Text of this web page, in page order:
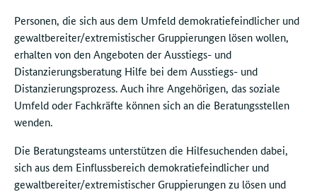
Personen, die sich aus dem Umfeld demokratiefeindlicher und
gewaltbereiter/extremistischer Gruppierungen lösen wollen,
erhalten von den Angeboten der Ausstiegs- und
Distanzierungsberatung Hilfe bei dem Ausstiegs- und
Distanzierungsprozess. Auch ihre Angehörigen, das soziale
Umfeld oder Fachkräfte können sich an die Beratungsstellen
wenden.
Die Beratungsteams unterstützen die Hilfesuchenden dabei,
sich aus dem Einflussbereich demokratiefeindlicher und
gewaltbereiter/extremistischer Gruppierungen zu lösen und